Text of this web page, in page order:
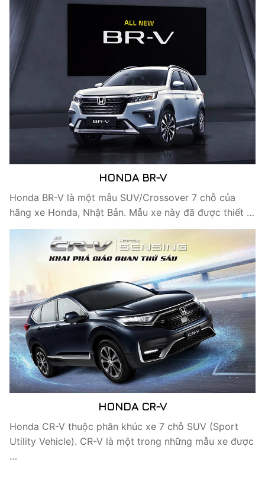
HONDA BR-V
Honda BR-V là một mẫu SUV/Crossover 7 chỗ của
hãng xe Honda, Nhật Bản. Mẫu xe này đã được thiết …
HONDA CR-V
Honda CR-V thuộc phân khúc xe 7 chỗ SUV (Sport
Utility Vehicle). CR-V là một trong những mẫu xe được
…